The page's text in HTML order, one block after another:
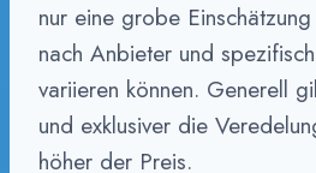
nur eine grobe
nach Anbieter und
variieren können. Generell
und exklusiver die
höher der Preis.